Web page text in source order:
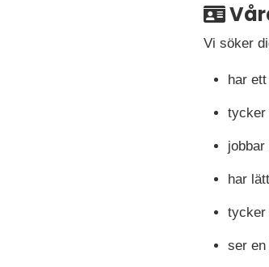
Vi söker
har
tycker
har
tycker
ser en